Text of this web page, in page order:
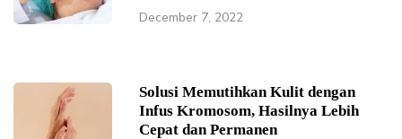
December 7, 2022
Solusi Memutihkan Kulit dengan
Infus Kromosom, Hasilnya Lebih
Cepat dan Permanen